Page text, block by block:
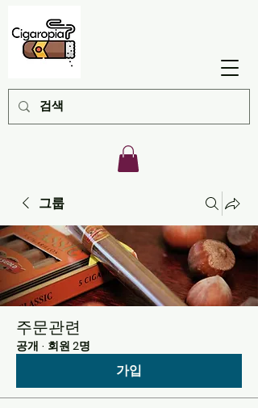
그룹
주문관련
공개 · 회원 2명
가입